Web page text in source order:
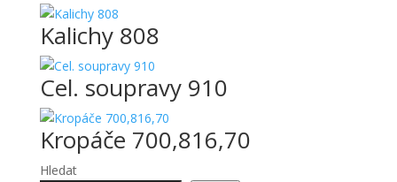
Kalichy 808
Cel. soupravy 910
Kropáče 700,816,70
Hledat